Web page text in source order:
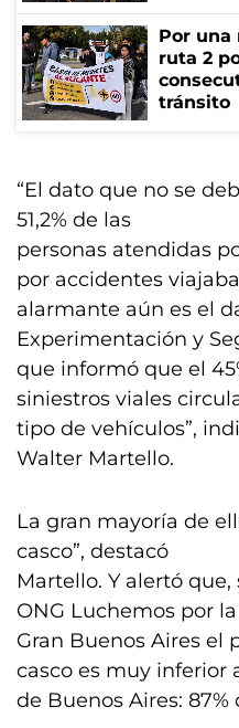
Por una
ruta 2
tránsito
“El dato que no se
51,2% de las
personas atendidas
por accidentes
alarmante aún es el
Experimentación y
que informó que el
siniestros viales
tipo de vehículos”,
Walter Martello.
La gran mayoría de
casco”, destacó
Martello. Y alertó
ONG Luchemos por
Gran Buenos Aires el
casco es muy inferior
de Buenos Aires: 87%